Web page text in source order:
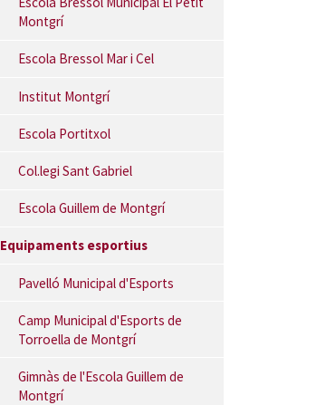
Montgrí
Escola Bressol Mar i Cel
Institut Montgrí
Escola Portitxol
Col.legi Sant Gabriel
Escola Guillem de Montgrí
Equipaments esportius
Pavelló Municipal d'Esports
Camp Municipal d'Esports de
Torroella de Montgrí
Gimnàs de l'Escola Guillem de
Montgrí